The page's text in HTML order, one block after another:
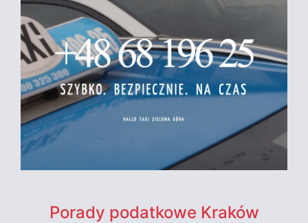
Porady podatkowe Kraków